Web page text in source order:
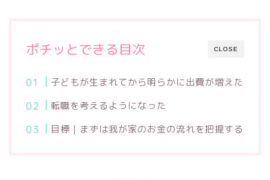
CLOSE
ポチッとできる目次
子どもが生まれてから明らかに出費が増えた
転職を考えるようになった
目標｜まずは我が家のお金の流れを把握する